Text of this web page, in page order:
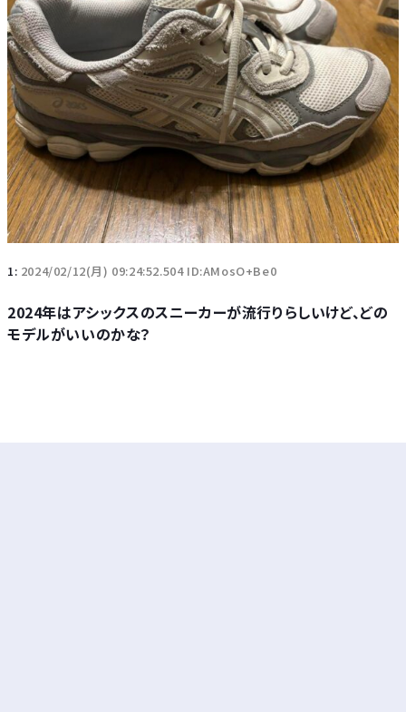
1: 2024/02/12(月) 09:24:52.504 ID:AMosO+Be0
2024年はアシックスのスニーカーが流行りらしいけど、どの
モデルがいいのかな？